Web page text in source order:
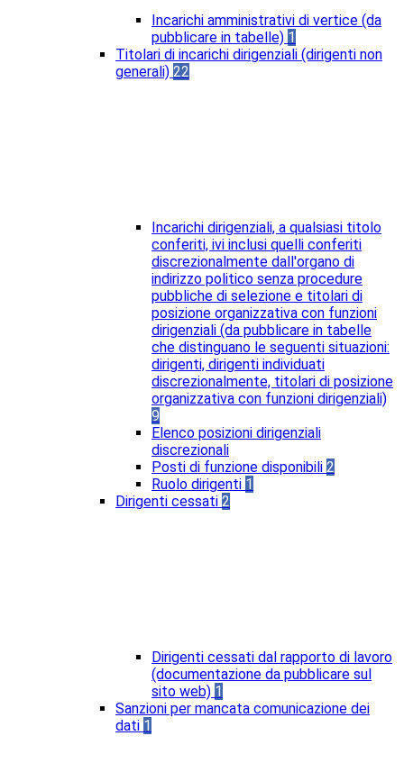
Incarichi amministrativi di vertice (da
pubblicare in tabelle) 1
Titolari di incarichi dirigenziali (dirigenti non
generali) 22
Incarichi dirigenziali, a qualsiasi titolo
conferiti, ivi inclusi quelli conferiti
discrezionalmente dall'organo di
indirizzo politico senza procedure
pubbliche di selezione e titolari di
posizione organizzativa con funzioni
dirigenziali (da pubblicare in tabelle
che distinguano le seguenti situazioni:
dirigenti, dirigenti individuati
discrezionalmente, titolari di posizione
organizzativa con funzioni dirigenziali)
9
Elenco posizioni dirigenziali
discrezionali
Posti di funzione disponibili 2
Ruolo dirigenti 1
Dirigenti cessati 2
Dirigenti cessati dal rapporto di lavoro
(documentazione da pubblicare sul
sito web) 1
Sanzioni per mancata comunicazione dei
dati 1